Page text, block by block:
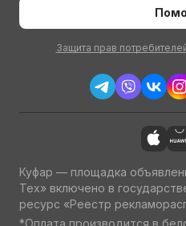
Защита прав
Куфар — площадка
Тех» включено в
ресурс «Реестр
*Оплата производится в